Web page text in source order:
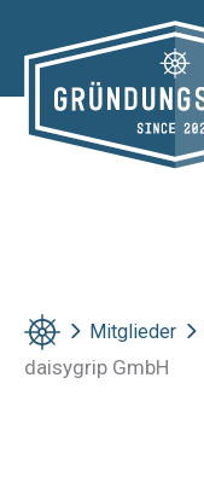
Inhalt
springen
Mitglieder
daisygrip GmbH